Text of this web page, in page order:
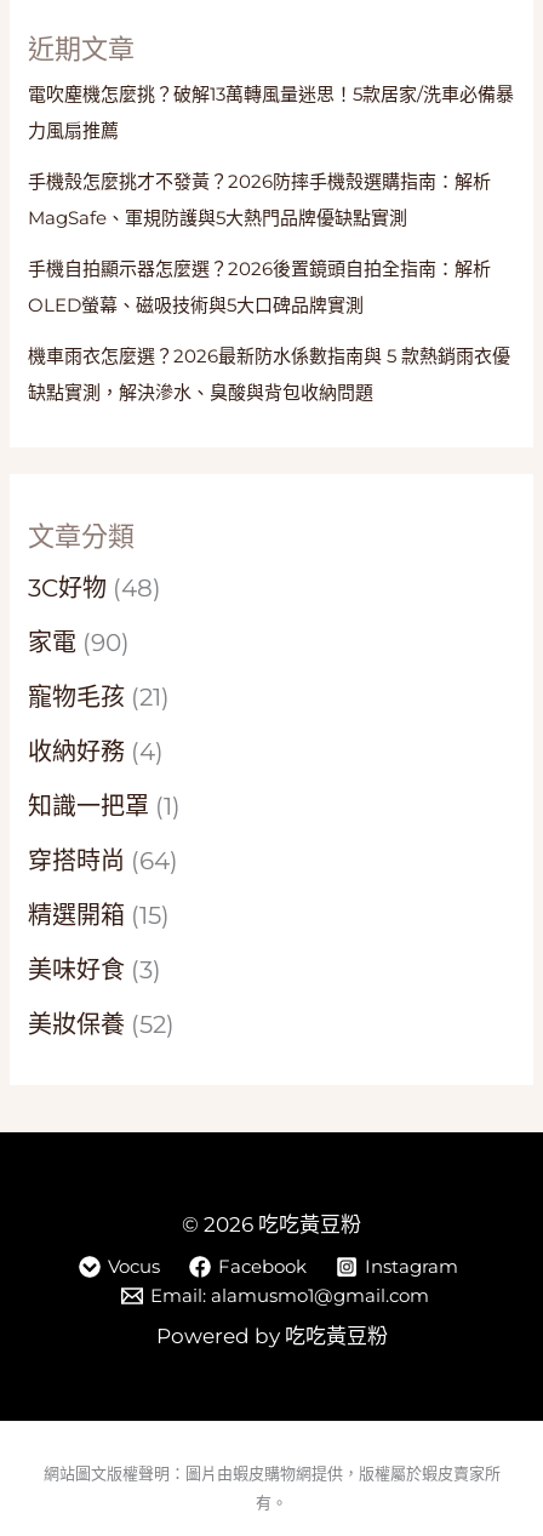
鮮
鍵
近期文章
電吹塵機怎麼挑？破解13萬轉風量迷思！5款居家/洗車必備暴
力風扇推薦
手機殼怎麼挑才不發黃？2026防摔手機殼選購指南：解析
MagSafe、軍規防護與5大熱門品牌優缺點實測
手機自拍顯示器怎麼選？2026後置鏡頭自拍全指南：解析
OLED螢幕、磁吸技術與5大口碑品牌實測
機車雨衣怎麼選？2026最新防水係數指南與 5 款熱銷雨衣優
缺點實測，解決滲水、臭酸與背包收納問題
文章分類
3C好物 (48)
家電 (90)
寵物毛孩 (21)
收納好務 (4)
知識一把罩 (1)
穿搭時尚 (64)
精選開箱 (15)
美味好食 (3)
美妝保養 (52)
© 2026 吃吃黃豆粉
Vocus Facebook
Instagram
Email: alamusmo1@gmail.com
Powered by 吃吃黃豆粉
網站圖文版權聲明：圖片由蝦皮購物網提供，版權屬於蝦皮賣家所
有。